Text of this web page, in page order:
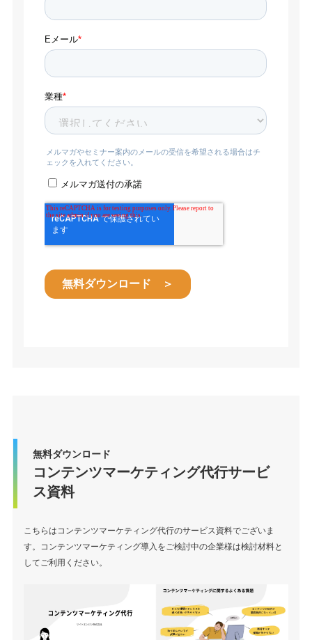
無料ダウンロード
コンテンツマーケティング代行サービ
ス資料
こちらはコンテンツマーケティング代行のサービス資料でございま
す。コンテンツマーケティング導入をご検討中の企業様は検討材料と
してご利用ください。